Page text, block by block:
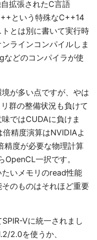
拡張されたC言語
という特殊なC++14
とは別に書いて実行時
ラインコンパイルしま
どのコンパイラが使
が多い点ですが、やは
群の整備状況も負けて
ではCUDAに負けま
精度演算はNVIDIAよ
精度が必要な物理計算
一択です。
たいメモリのread性能
のものはそれほど重要
Vに統一されまし
2.0を使うか、